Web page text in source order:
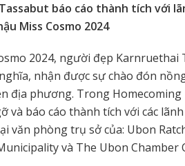
báo cáo thành tích với
Miss Cosmo 2024
2024, người đẹp Karnruethai
nhận được sự chào đón
địa phương. Trong Homecoming
và báo cáo thành tích với các
văn phòng trụ sở của: Ubon
và The Ubon Chamber